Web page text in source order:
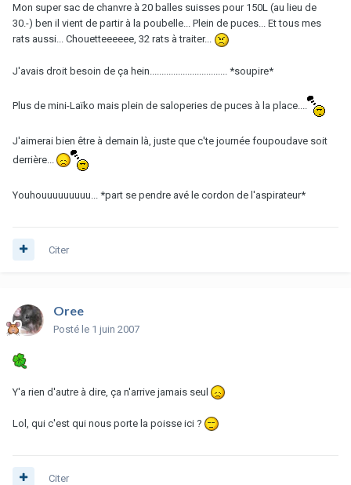
Mon super sac de chanvre à 20 balles suisses pour 150L (au lieu de
30.-) ben il vient de partir à la poubelle... Plein de puces... Et tous mes
rats aussi... Chouetteeeeee, 32 rats à traiter...
J'avais droit besoin de ça hein................................. *soupire*
Plus de mini-Laïko mais plein de saloperies de puces à la place....
J'aimerai bien être à demain là, juste que c'te journée foupoudave soit
derrière...
Youhouuuuuuuuu... *part se pendre avé le cordon de l'aspirateur*
Citer
Oree
Posté le 1 juin 2007
Y'a rien d'autre à dire, ça n'arrive jamais seul
Lol, qui c'est qui nous porte la poisse ici ?
Citer